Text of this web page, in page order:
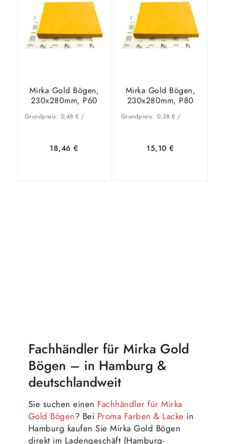
Mirka Gold Bögen,
230x280mm, P60
Grundpreis: 0,48 €/
18,46€
Mirka Gold Bögen,
230x280mm, P80
Grundpreis: 0,38 €/
15,10€
Fachhändler für Mirka Gold
Bögen – in Hamburg &
deutschlandweit
Sie suchen einen Fachhändler für Mirka
Gold Bögen? Bei Proma Farben & Lacke in
Hamburg kaufen Sie Mirka Gold Bögen
direkt im Ladengeschäft (Hamburg-